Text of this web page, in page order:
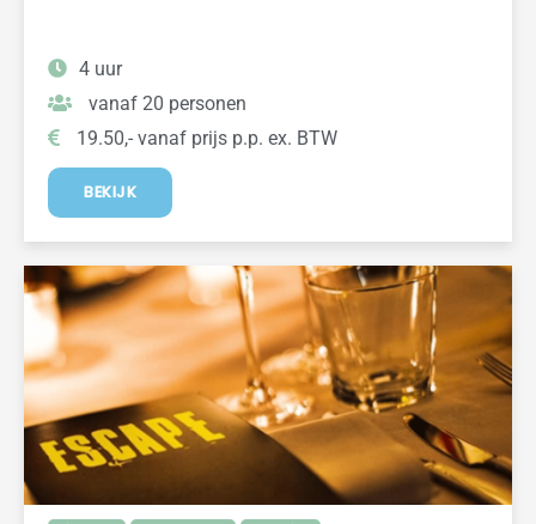
4 uur
vanaf 20 personen
19.50,- vanaf prijs p.p. ex. BTW
BEKIJK